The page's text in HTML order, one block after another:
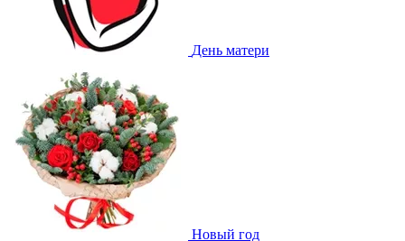
День матери
Новый год